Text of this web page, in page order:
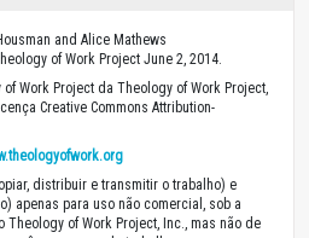
and Alice Mathews
of Work Project June 2, 2014.
Work Project da Theology of Work Project,
Creative Commons Attribution-
distribuir e transmitir o trabalho) e
apenas para uso não comercial, sob a
of Work Project, Inc., mas não de